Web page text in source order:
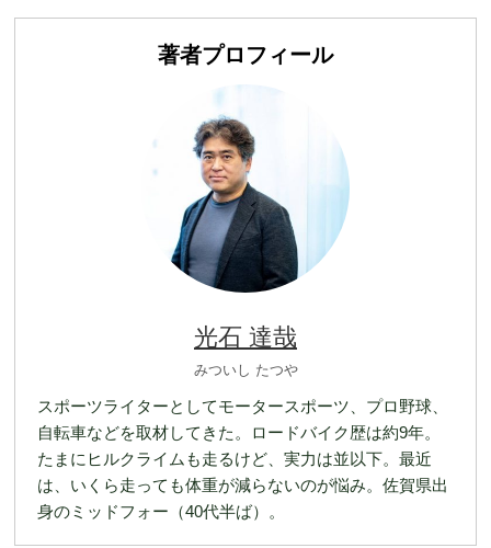
著者プロフィール
光石 達哉
みついし たつや
スポーツライターとしてモータースポーツ、プロ野球、
自転車などを取材してきた。ロードバイク歴は約9年。
たまにヒルクライムも走るけど、実力は並以下。最近
は、いくら走っても体重が減らないのが悩み。佐賀県出
身のミッドフォー（40代半ば）。